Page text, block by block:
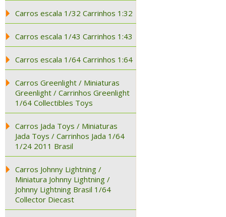
Carros escala 1/32 Carrinhos 1:32
Carros escala 1/43 Carrinhos 1:43
Carros escala 1/64 Carrinhos 1:64
Carros Greenlight / Miniaturas
Greenlight / Carrinhos Greenlight
1/64 Collectibles Toys
Carros Jada Toys / Miniaturas
Jada Toys / Carrinhos Jada 1/64
1/24 2011 Brasil
Carros Johnny Lightning /
Miniatura Johnny Lightning /
Johnny Lightning Brasil 1/64
Collector Diecast